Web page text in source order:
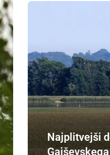
Najplitvejši
Gajševskega